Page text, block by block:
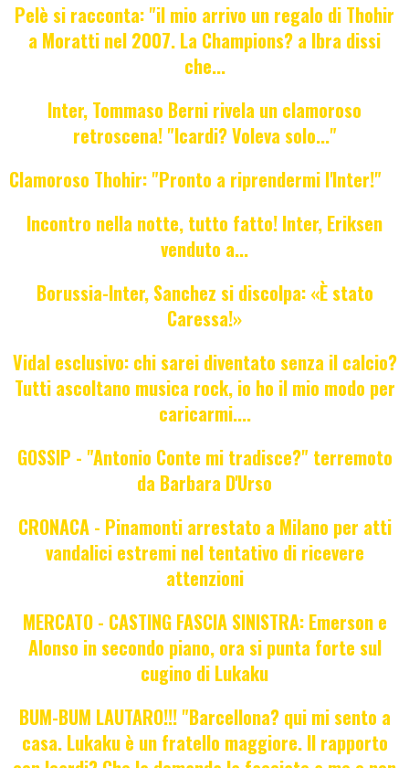
Pelè si racconta: "il mio arrivo un regalo di Thohir
a Moratti nel 2007. La Champions? a Ibra dissi
che...
Inter, Tommaso Berni rivela un clamoroso
retroscena! "Icardi? Voleva solo..."
Clamoroso Thohir: "Pronto a riprendermi l'Inter!"
Incontro nella notte, tutto fatto! Inter, Eriksen
venduto a...
Borussia-Inter, Sanchez si discolpa: «È stato
Caressa!»
Vidal esclusivo: chi sarei diventato senza il calcio?
Tutti ascoltano musica rock, io ho il mio modo per
caricarmi....
GOSSIP - "Antonio Conte mi tradisce?" terremoto
da Barbara D'Urso
CRONACA - Pinamonti arrestato a Milano per atti
vandalici estremi nel tentativo di ricevere
attenzioni
MERCATO - CASTING FASCIA SINISTRA: Emerson e
Alonso in secondo piano, ora si punta forte sul
cugino di Lukaku
BUM-BUM LAUTARO!!! "Barcellona? qui mi sento a
casa. Lukaku è un fratello maggiore. Il rapporto